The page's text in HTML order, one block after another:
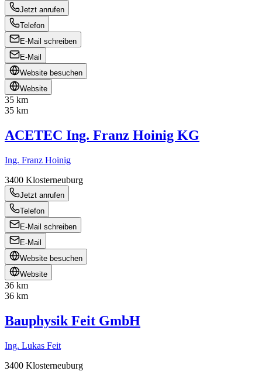
Jetzt anrufen
Telefon
E-Mail schreiben
E-Mail
Website besuchen
Website
35 km
35 km
ACETEC Ing. Franz Hoinig KG
Ing. Franz Hoinig
3400 Klosterneuburg
Jetzt anrufen
Telefon
E-Mail schreiben
E-Mail
Website besuchen
Website
36 km
36 km
Bauphysik Feit GmbH
Ing. Lukas Feit
3400 Klosterneuburg